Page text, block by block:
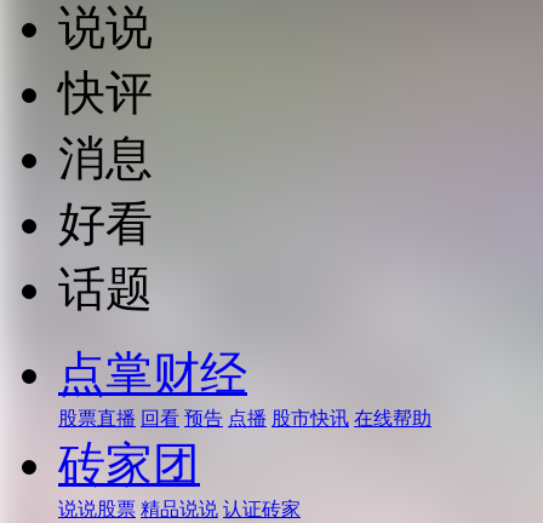
说说
快评
消息
好看
话题
点掌财经
股票直播 回看 预告 点播 股市快讯 在线帮助
砖家团
说说股票 精品说说 认证砖家